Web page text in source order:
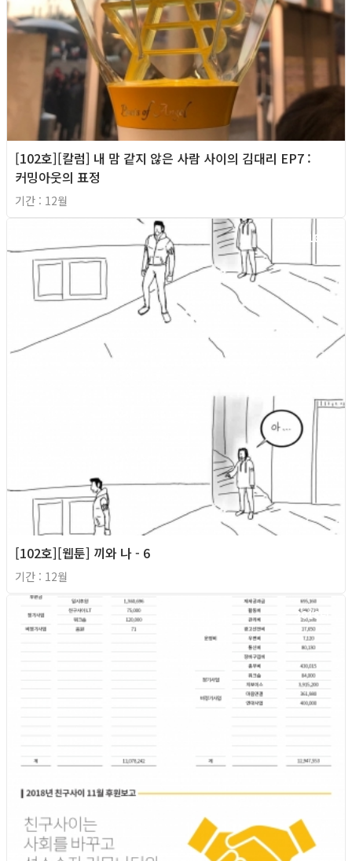
[102호][칼럼] 내 맘 같지 않은 사람 사이의 김대리 EP7 :
커밍아웃의 표정
기간 : 12월
2018년
[102호][웹툰] 끼와 나 - 6
기간 : 12월
2018년